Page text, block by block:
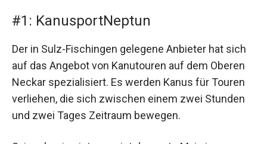
#1: KanusportNeptun
Der in Sulz-Fischingen gelegene Anbieter hat sich
auf das Angebot von Kanutouren auf dem Oberen
Neckar spezialisiert. Es werden Kanus für Touren
verliehen, die sich zwischen einem zwei Stunden
und zwei Tages Zeitraum bewegen.